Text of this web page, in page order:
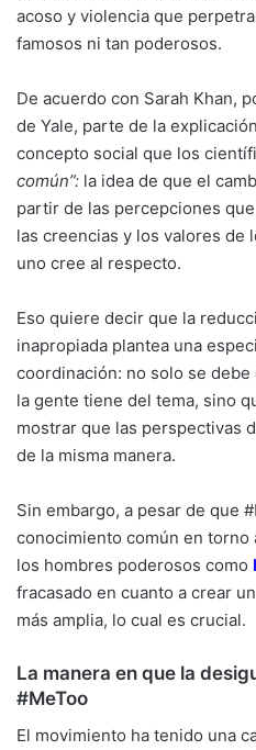
acoso y violencia que
famosos ni tan poderosos.
De acuerdo con Sarah Khan,
de Yale, parte de la
concepto social que los
común”: la idea de que el
partir de las percepciones
las creencias y los valores de
uno cree al respecto.
Eso quiere decir que la
inapropiada plantea una
coordinación: no solo se
la gente tiene del tema, sino
mostrar que las perspectivas
de la misma manera.
Sin embargo, a pesar de que
conocimiento común en torno
los hombres poderosos como
fracasado en cuanto a crear
más amplia, lo cual es crucial.
La manera en que la
#MeToo
El movimiento ha tenido una